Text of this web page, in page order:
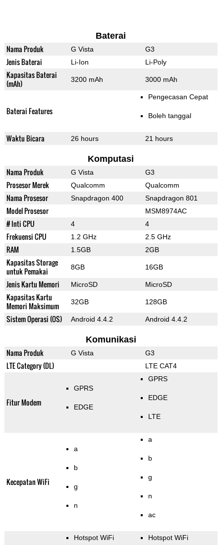
Baterai
Nama Produk G Vista G3
Jenis Baterai Li-Ion Li-Poly
Kapasitas Baterai
(mAh)
3200 mAh 3000 mAh
Baterai Features
Pengecasan Cepat
Boleh tanggal
Waktu Bicara 26 hours 21 hours
Komputasi
Nama Produk G Vista G3
Prosesor Merek Qualcomm Qualcomm
Nama Prosesor Snapdragon 400 Snapdragon 801
Model Prosesor MSM8974AC
# Inti CPU 4 4
Frekuensi CPU 1.2 GHz 2.5 GHz
RAM 1.5GB 2GB
Kapasitas Storage
untuk Pemakai
8GB 16GB
Jenis Kartu Memori MicroSD MicroSD
Kapasitas Kartu
Memori Maksimum
32GB 128GB
Sistem Operasi (OS) Android 4.4.2 Android 4.4.2
Komunikasi
Nama Produk G Vista G3
LTE Category (DL) LTE CAT4
Fitur Modem
GPRS
EDGE
GPRS
EDGE
LTE
Kecepatan WiFi
a
b
g
n
a
b
g
n
ac
Hotspot WiFi Hotspot WiFi